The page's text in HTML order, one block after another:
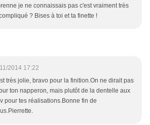
je ne connaissais pas c'est vraiment très
? Bises à toi et ta finette !
2014 17:22
très jolie, bravo pour la finition.On ne dirait pas
ton napperon, mais plutôt de la dentelle aux
pour tes réalisations.Bonne fin de